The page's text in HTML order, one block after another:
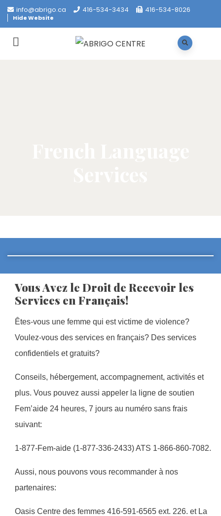
info@abrigo.ca 416-534-3434 416-534-8026
Hide Website
Vous Avez le Droit de Recevoir les
Services en Français!
Êtes-vous une femme qui est victime de violence?
Voulez-vous des services en français? Des services
confidentiels et gratuits?
Conseils, hébergement, accompagnement, activités et
plus. Vous pouvez aussi appeler la ligne de soutien
Fem’aide 24 heures, 7 jours au numéro sans frais
suivant:
1-877-Fem-aide (1-877-336-2433) ATS 1-866-860-7082.
Aussi, nous pouvons vous recommander à nos
partenaires:
Oasis Centre des femmes 416-591-6565 ext. 226. et La